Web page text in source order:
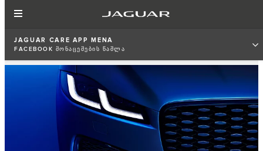
JAGUAR CARE APP MENA
FACEBOOK ᲛᲝᲜᲐᲪᲔᲛᲔᲑᲘᲡ ᲬᲐᲨᲚᲐ